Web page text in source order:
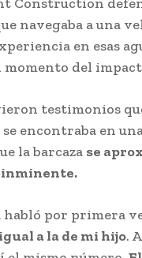
navegaba a una
en esas
del
testimonios
encontraba en
la barcaza se
inminente.
por primera
a la de mi hijo.